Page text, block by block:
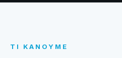
ΤΙ ΚΆΝΟΥΜΕ